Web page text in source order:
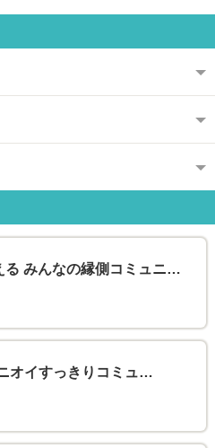
る みんなの縁側コミュニ…
オイすっきりコミュ…